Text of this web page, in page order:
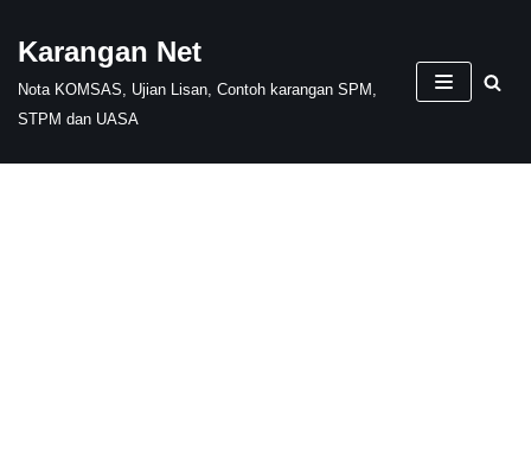
Skip
to
content
Karangan Net
Nota KOMSAS, Ujian Lisan, Contoh karangan SPM,
STPM dan UASA